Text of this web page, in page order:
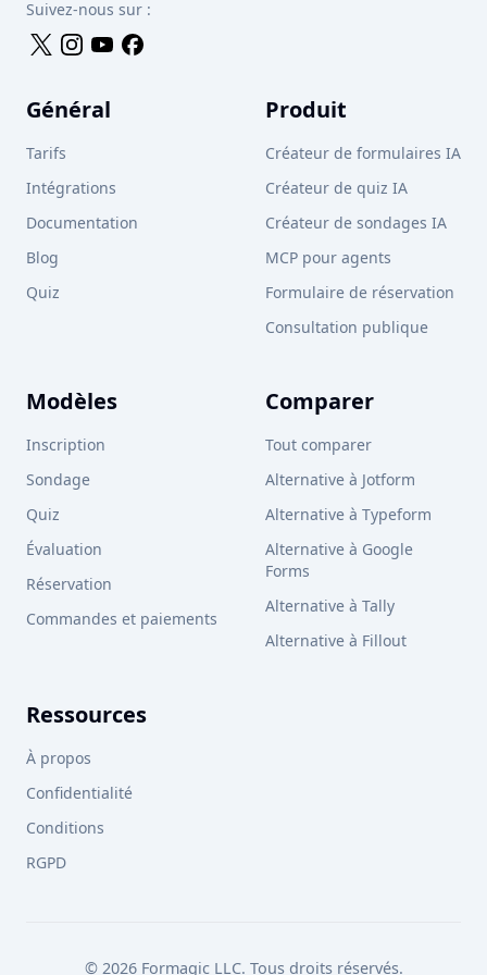
Suivez-nous sur :
Général
Tarifs
Intégrations
Documentation
Blog
Quiz
Produit
Créateur de formulaires IA
Créateur de quiz IA
Créateur de sondages IA
MCP pour agents
Formulaire de réservation
Consultation publique
Modèles
Inscription
Sondage
Quiz
Évaluation
Réservation
Commandes et paiements
Comparer
Tout comparer
Alternative à Jotform
Alternative à Typeform
Alternative à Google
Forms
Alternative à Tally
Alternative à Fillout
Ressources
À propos
Confidentialité
Conditions
RGPD
© 2026 Formagic LLC. Tous droits réservés.